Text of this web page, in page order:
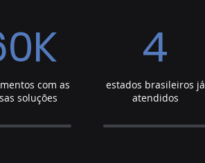
com as
soluções
4
estados brasileiros já
atendidos